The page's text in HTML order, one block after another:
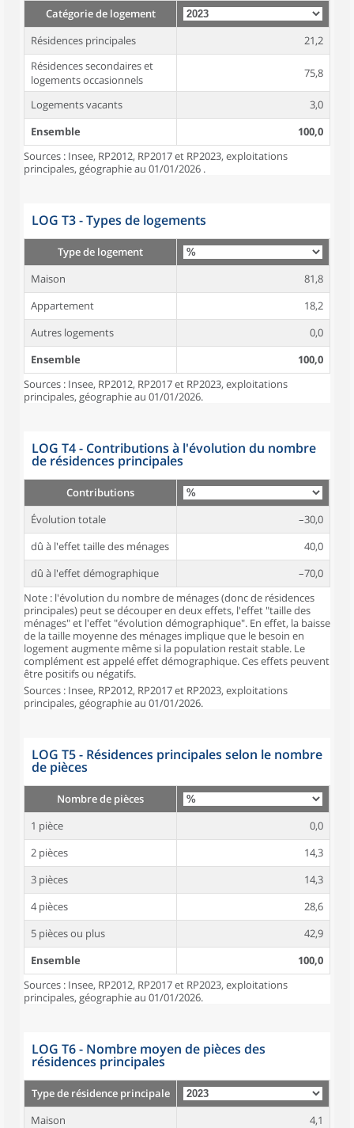
Catégorie de logement
Résidences principales
21,2
Résidences secondaires et
logements occasionnels
75,8
Logements vacants
3,0
Ensemble
100,0
Sources : Insee, RP2012, RP2017 et RP2023, exploitations
principales, géographie au 01/01/2026 .
LOG T3 - Types de logements
Type de logement
Maison
81,8
Appartement
18,2
Autres logements
0,0
Ensemble
100,0
Sources : Insee, RP2012, RP2017 et RP2023, exploitations
principales, géographie au 01/01/2026.
LOG T4 - Contributions à l'évolution du nombre
de résidences principales
Contributions
Évolution totale
–30,0
dû à l'effet taille des ménages
40,0
dû à l'effet démographique
–70,0
Note : l'évolution du nombre de ménages (donc de résidences
principales) peut se découper en deux effets, l'effet "taille des
ménages" et l'effet "évolution démographique". En effet, la baisse
de la taille moyenne des ménages implique que le besoin en
logement augmente même si la population restait stable. Le
complément est appelé effet démographique. Ces effets peuvent
être positifs ou négatifs.
Sources : Insee, RP2012, RP2017 et RP2023, exploitations
principales, géographie au 01/01/2026.
LOG T5 - Résidences principales selon le nombre
de pièces
Nombre de pièces
1 pièce
0,0
2 pièces
14,3
3 pièces
14,3
4 pièces
28,6
5 pièces ou plus
42,9
Ensemble
100,0
Sources : Insee, RP2012, RP2017 et RP2023, exploitations
principales, géographie au 01/01/2026.
LOG T6 - Nombre moyen de pièces des
résidences principales
Type de résidence principale
Maison
4,1